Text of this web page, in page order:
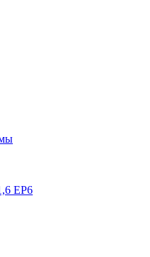
EP6